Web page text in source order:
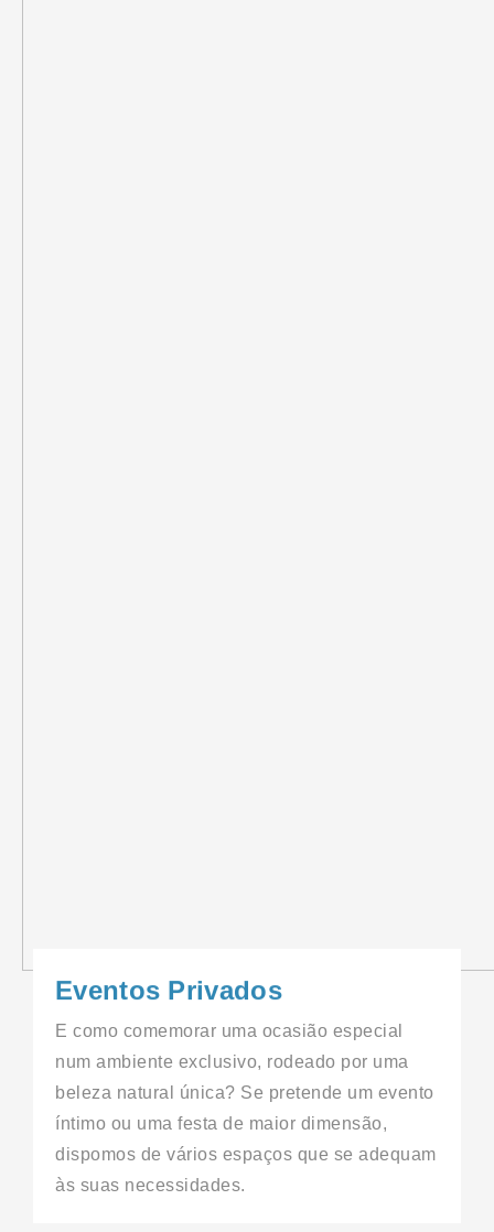
Eventos Privados
E como comemorar uma ocasião especial
num ambiente exclusivo, rodeado por uma
beleza natural única? Se pretende um evento
íntimo ou uma festa de maior dimensão,
dispomos de vários espaços que se adequam
às suas necessidades.